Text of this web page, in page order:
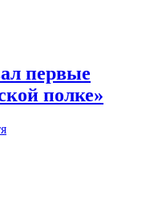
первые
полке»